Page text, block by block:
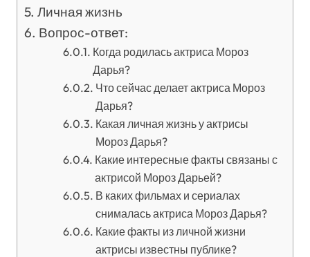
Личная жизнь
Вопрос-ответ:
Когда родилась актриса Мороз
Дарья?
Что сейчас делает актриса Мороз
Дарья?
Какая личная жизнь у актрисы
Мороз Дарья?
Какие интересные факты связаны с
актрисой Мороз Дарьей?
В каких фильмах и сериалах
снималась актриса Мороз Дарья?
Какие факты из личной жизни
актрисы известны публике?